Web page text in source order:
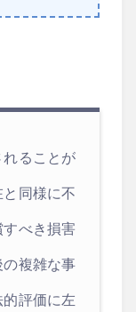
れることが
同様に不
べき損害
複雑な事
評価に左